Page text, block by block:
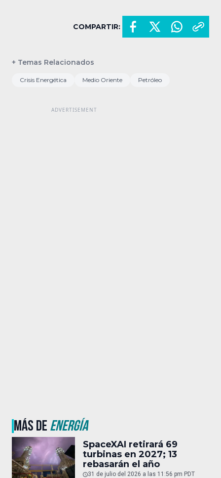
COMPARTIR:
+ Temas Relacionados
Crisis Energética Medio Oriente Petróleo
MÁS DEENERGÍA
SpaceXAI retirará 69
turbinas en 2027; 13
rebasarán el año
31 de julio del 2026 a las 11:56 pm PDT